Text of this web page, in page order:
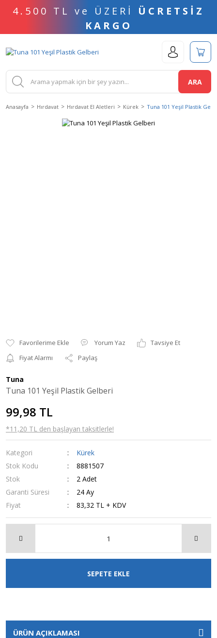
4.500 TL ve ÜZERİ ÜCRETSİZ
KARGO
ARA
Anasayfa Hırdavat Hırdavat El Aletleri Kürek Tuna 101 Yeşil Plastik
Yorum Yaz
Tavsiye Et
Fiyat Alarmı
Paylaş
Tuna
Tuna 101 Yeşil Plastik Gelberi
99,98 TL
*11,20 TL den başlayan taksitlerle!
Kategori
Kürek
Stok Kodu
8881507
Stok
2 Adet
Garanti Süresi
24 Ay
Fiyat
83,32 TL + KDV
SEPETE EKLE
ÜRÜN AÇIKLAMASI